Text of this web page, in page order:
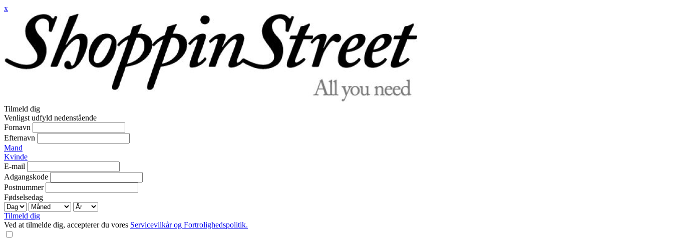
x
Tilmeld dig
Venligst udfyld nedenstående
Fornavn
Efternavn
Mand
Kvinde
E-mail
Adgangskode
Postnummer
Fødselsedag
Tilmeld dig
Ved at tilmelde dig, accepterer du vores Servicevilkår og Fortrolighedspolitik.